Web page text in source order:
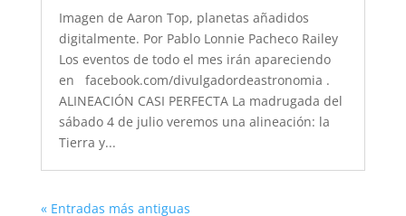
Imagen de Aaron Top, planetas añadidos
digitalmente. Por Pablo Lonnie Pacheco Railey
Los eventos de todo el mes irán apareciendo
en facebook.com/divulgadordeastronomia .
ALINEACIÓN CASI PERFECTA La madrugada del
sábado 4 de julio veremos una alineación: la
Tierra y...
« Entradas más antiguas